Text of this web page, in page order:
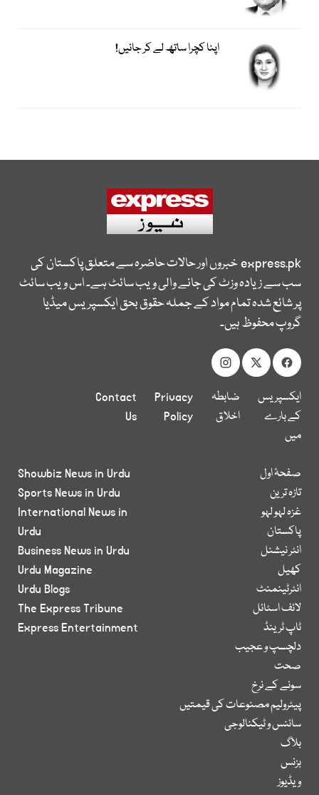
اپنا کچرا ساتھ لے کر جائیں!
express.pkخبروں اور حالات حاضرہ سے متعلق پاکستان کی
سب سے زیادہ وزٹ کی جانے والی ویب سائٹ ہے۔ اس ویب سائٹ
پر شائع شدہ تمام مواد کے جملہ حقوق بحق ایکسپریس میڈیا
گروپ محفوظ ہیں۔
ایکسپریس
کے بارے
میں
ضابطہ
اخلاق
Privacy
Policy
Contact
Us
صفحۂ اول
تازہ ترین
غزہ لہو لہو
پاکستان
انٹر نیشنل
کھیل
انٹرٹینمنٹ
لائف اسٹائل
ٹاپ ٹرینڈ
دلچسپ و عجیب
صحت
سونے کے نرخ
پیٹرولیم مصنوعات کی قیمتیں
سائنس و ٹیکنالوجی
بلاگ
بزنس
ویڈیوز
Showbiz News in Urdu
Sports News in Urdu
International News in
Urdu
Business News in Urdu
Urdu Magazine
Urdu Blogs
The Express Tribune
Express Entertainment